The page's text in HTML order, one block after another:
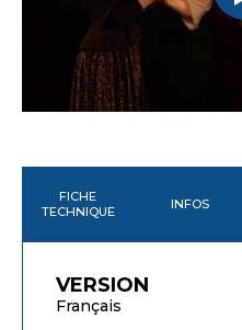
FICHE
TECHNIQUE
INFOS
VERSION
Français